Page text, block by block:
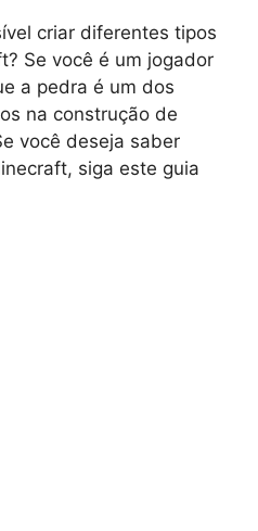
criar diferentes tipos
Se você é um jogador
a pedra é um dos
na construção de
você deseja saber
siga este guia